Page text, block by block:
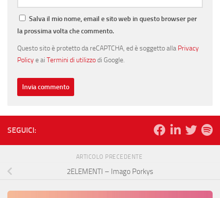
Salva il mio nome, email e sito web in questo browser per
la prossima volta che commento.
Questo sito è protetto da reCAPTCHA, ed è soggetto alla Privacy
Policye ai Termini di utilizzodi Google.
SEGUICI:
ARTICOLO PRECEDENTE
2ELEMENTI – Imago Porkys